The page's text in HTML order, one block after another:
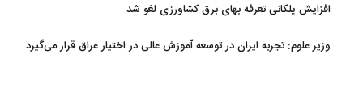
افزایش پلکانی تعرفه بهای برق کشاورزی لغو شد
وزیر علوم: تجربه ایران در توسعه آموزش عالی در اختیار عراق قرار می‌گیرد